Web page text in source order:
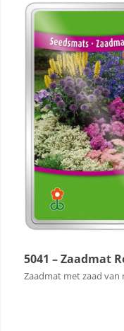
5041 – Zaadmat
Zaadmat met zaad